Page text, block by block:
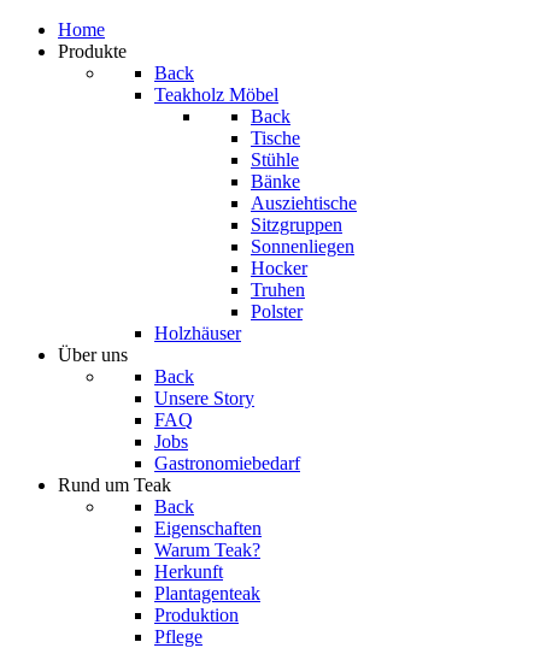
Home
Produkte
Back
Teakholz Möbel
Back
Tische
Stühle
Bänke
Ausziehtische
Sitzgruppen
Sonnenliegen
Hocker
Truhen
Polster
Holzhäuser
Über uns
Back
Unsere Story
FAQ
Jobs
Gastronomiebedarf
Rund um Teak
Back
Eigenschaften
Warum Teak?
Herkunft
Plantagenteak
Produktion
Pflege